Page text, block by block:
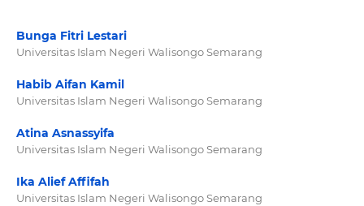
Bunga Fitri Lestari
Universitas Islam Negeri Walisongo Semarang
Habib Aifan Kamil
Universitas Islam Negeri Walisongo Semarang
Atina Asnassyifa
Universitas Islam Negeri Walisongo Semarang
Ika Alief Affifah
Universitas Islam Negeri Walisongo Semarang